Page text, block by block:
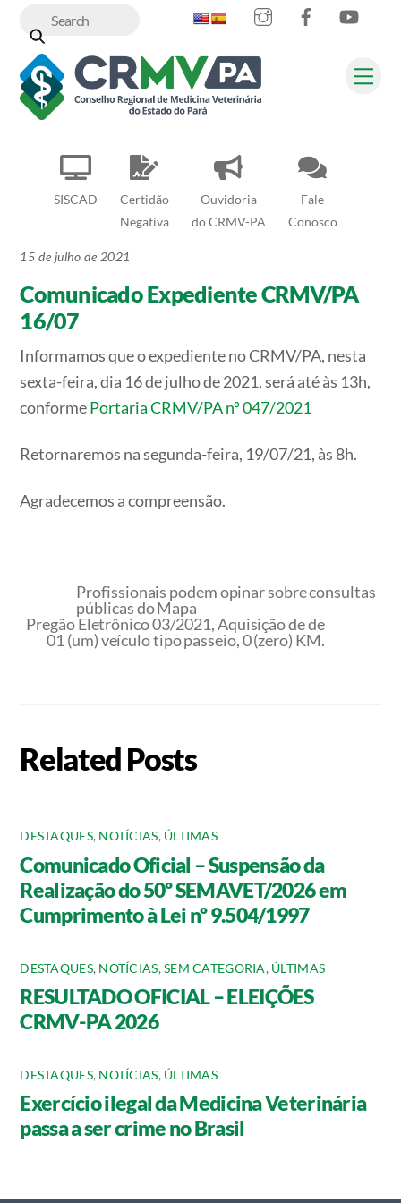
content
SISCAD
Certidão
Negativa
Ouvidoria
do CRMV-PA
Fale
Conosco
InstagramFacebook
15 de julho de 2021
Comunicado Expediente CRMV/PA
16/07
Informamos que o expediente no CRMV/PA, nesta
sexta-feira, dia 16 de julho de 2021, será até às 13h,
conformePortaria CRMV/PA nº 047/2021
Retornaremos na segunda-feira, 19/07/21, às 8h.
Agradecemos a compreensão.
Profissionais podem opinar sobre consultas
públicas do Mapa
Pregão Eletrônico 03/2021, Aquisição de de
01 (um) veículo tipo passeio, 0 (zero) KM.
Related Posts
DESTAQUES, NOTÍCIAS, ÚLTIMAS
Comunicado Oficial – Suspensão da
Realização do 50º SEMAVET/2026 em
Cumprimento à Lei nº 9.504/1997
DESTAQUES, NOTÍCIAS,SEM CATEGORIA, ÚLTIMAS
RESULTADO OFICIAL – ELEIÇÕES
CRMV-PA 2026
DESTAQUES, NOTÍCIAS, ÚLTIMAS
Exercício ilegal da Medicina Veterinária
passa a ser crime no Brasil